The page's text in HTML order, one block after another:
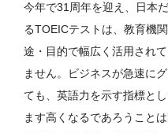
今年で31周年を迎え、日本
るTOEICテストは、教育機
途・目的で幅広く活用され
ません。ビジネスが急速に
ても、英語力を示す指標と
ます高くなるであろうこと